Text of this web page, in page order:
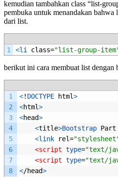
kemudian tambahkan class “list-
pembuka untuk menandakan bahwa
dari list.
1 <li class="list-group-
berikut ini cara membuat list dengan
1
2
3
4
5
6
7
8
<! DOCTYPE html>
<html>
<head>
<title>Bootstrap Part
<link rel=
<script type="text/
<script type="text/
</head>